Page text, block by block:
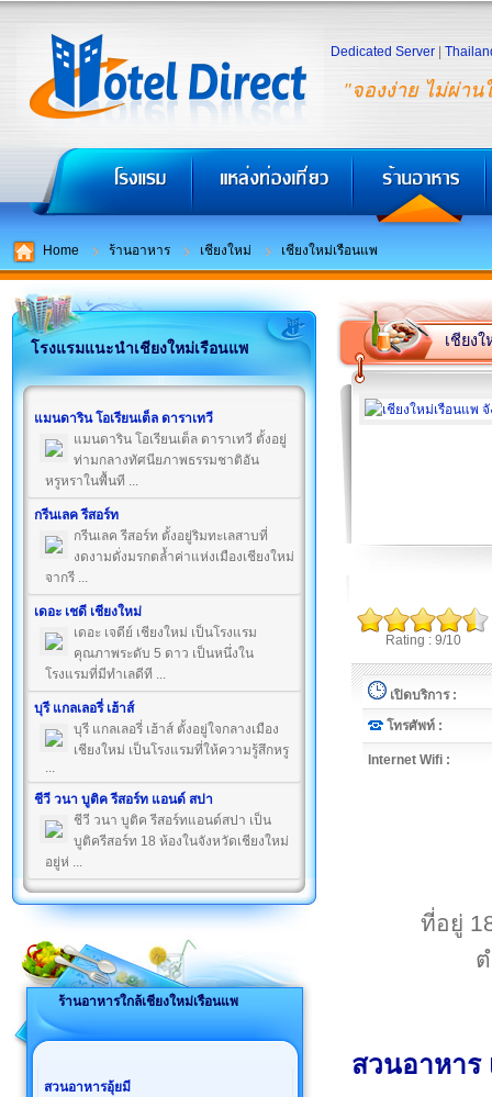
"จองง่าย ไม่ผ่าน
Dedicated Server
Home ร้านอาหาร เชียงใหม่ เชียงใหม่เรือนแพ
โรงแรมแนะนำเชียงใหม่เรือนแพ
แมนดาริน โอเรียนเต็ล ดาราเทวี
แมนดาริน โอเรียนเต็ล ดาราเทวี ตั้งอยู่
ท่ามกลางทัศนียภาพธรรมชาติอัน
หรูหราในพื้นที ...
กรีนเลค รีสอร์ท
กรีนเลค รีสอร์ท ตั้งอยู่ริมทะเลสาบที่
งดงามดั่งมรกตล้ำค่าแห่งเมืองเชียงใหม่
จากรี ...
เดอะ เชดี เชียงใหม่
เดอะ เจดีย์ เชียงใหม่ เป็นโรงแรม
คุณภาพระดับ 5 ดาว เป็นหนึ่งใน
โรงแรมที่มีทำเลดีที ...
บุรี แกลเลอรี่ เฮ้าส์
บุรี แกลเลอรี่ เฮ้าส์ ตั้งอยู่ใจกลางเมือง
เชียงใหม่ เป็นโรงแรมที่ให้ความรู้สึกหรู
...
ชีวี วนา บูติค รีสอร์ท แอนด์ สปา
ชีวี วนา บูติค รีสอร์ทแอนด์สปา เป็น
บูติครีสอร์ท 18 ห้องในจังหวัดเชียงใหม่
อยู่ห่ ...
ร้านอาหารใกล้เชียงใหม่เรือนแพ
สวนอาหารอุ้ยมี
เชียง
Rating : 9/10
เปิดบริการ :
โทรศัพท์ :
Internet Wifi :
ที่อยู่
สวนอาหาร